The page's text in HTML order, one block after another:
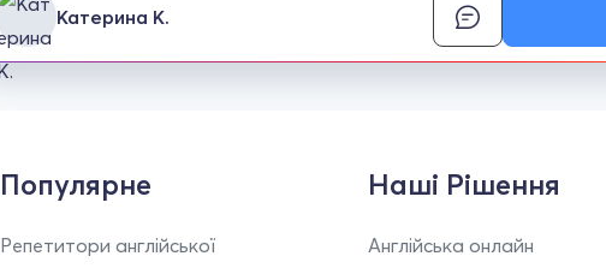
Катерина К.
Популярне
Репетитори англійської
Наші Рішення
Англійська онлайн